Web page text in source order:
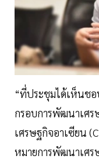
“ที่ประชุมได้เห็นชอ
กรอบการพัฒนาเศ
เศรษฐกิจอาเซียน
หมายการพัฒนาเศ